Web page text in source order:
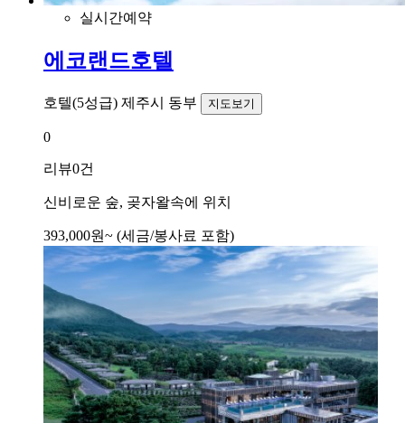
실시간예약
에코랜드호텔
호텔(5성급) 제주시 동부 지도보기
0
리뷰0건
신비로운 숲, 곶자왈속에 위치
393,000원~ (세금/봉사료 포함)